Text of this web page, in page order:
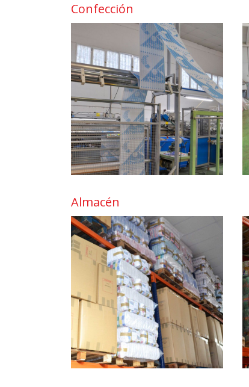
Confección
Almacén